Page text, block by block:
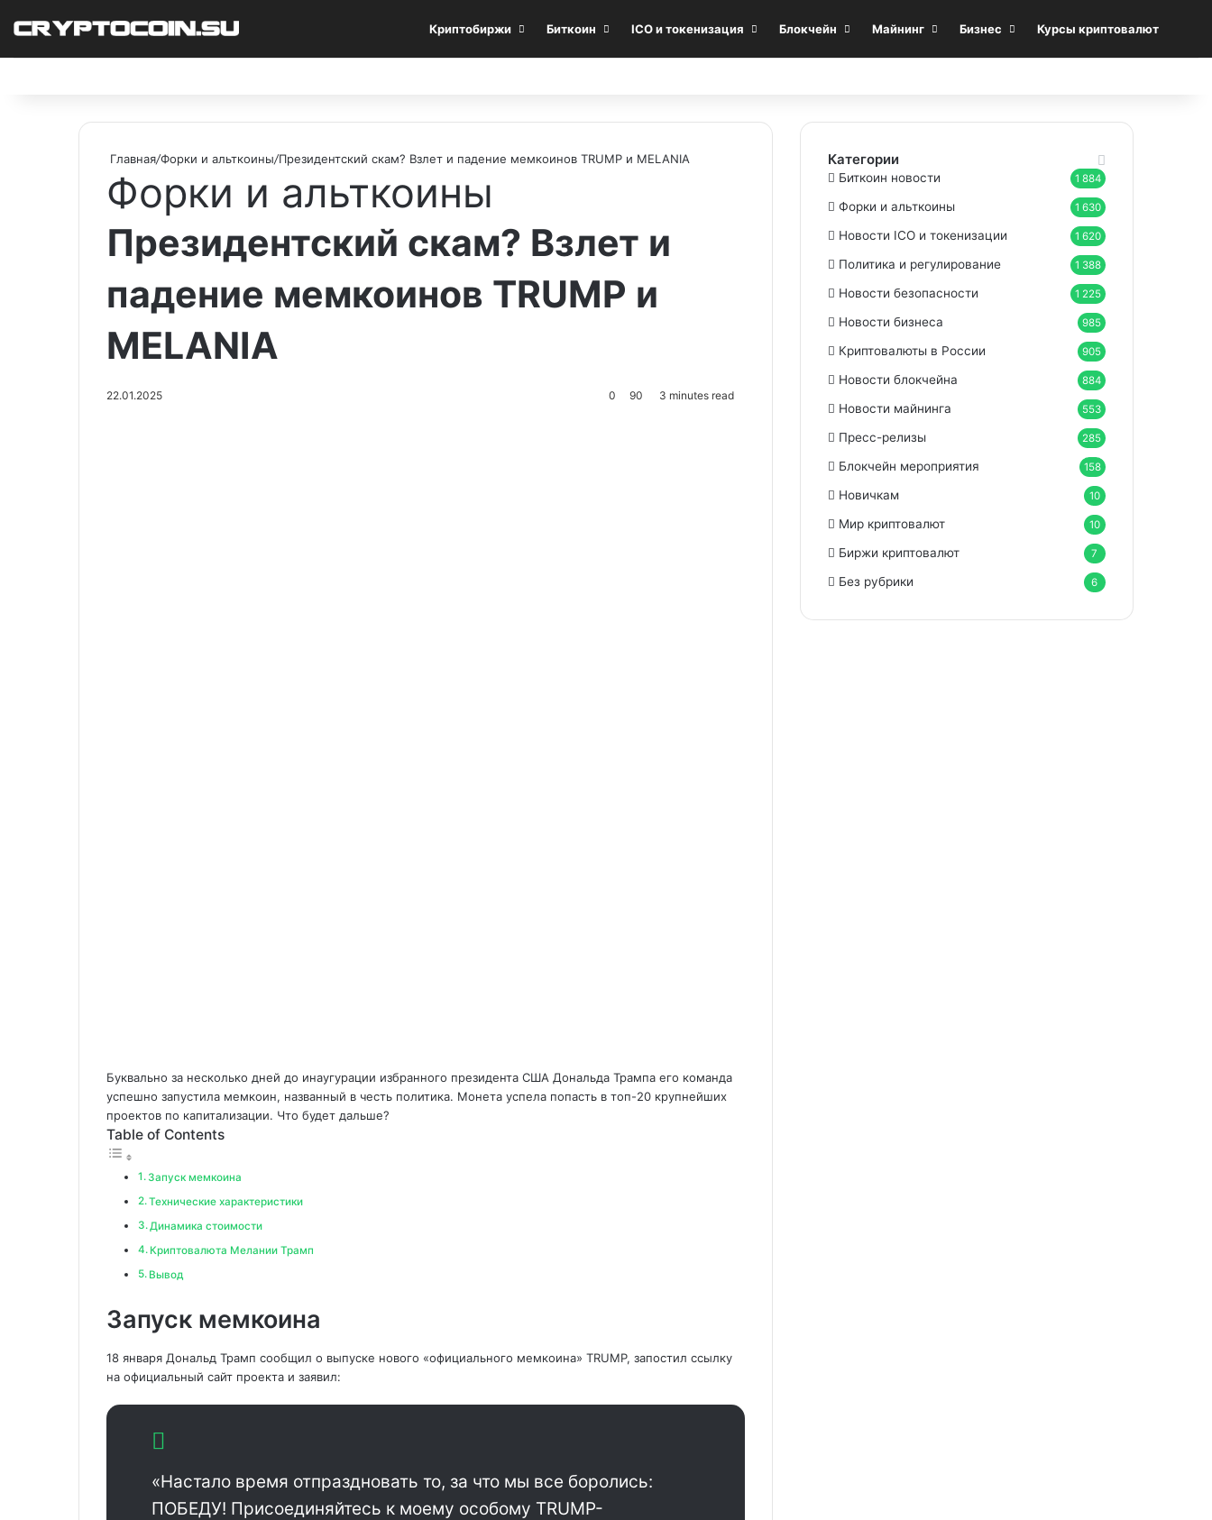
Криптобиржи Биткоин ICO и токенизация Блокчейн Майнинг Бизнес Курсы криптовалют
Главная/Форки и альткоины/Президентский скам? Взлет и падение мемкоинов TRUMP и MELANIA
Форки и альткоины
Президентский скам? Взлет и
падение мемкоинов TRUMP и
MELANIA
22.01.2025 0 90 3 minutes read
Буквально за несколько дней до инаугурации избранного президента США Дональда Трампа его команда
успешно запустила мемкоин, названный в честь политика. Монета успела попасть в топ-20 крупнейших
проектов по капитализации. Что будет дальше?
Table of Contents
Запуск мемкоина
Технические характеристики
Динамика стоимости
Криптовалюта Мелании Трамп
Вывод
Запуск мемкоина
18 января Дональд Трамп сообщил о выпуске нового «официального мемкоина» TRUMP, запостил ссылку
на официальный сайт проекта и заявил:
«Настало время отпраздновать то, за что мы все боролись:
ПОБЕДУ! Присоединяйтесь к моему особому TRUMP-
Категории
Биткоин новости 1 884
Форки и альткоины 1 630
Новости ICO и токенизации 1 620
Политика и регулирование 1 388
Новости безопасности 1 225
Новости бизнеса 985
Криптовалюты в России 905
Новости блокчейна 884
Новости майнинга 553
Пресс-релизы 285
Блокчейн мероприятия 158
Новичкам 10
Мир криптовалют 10
Биржи криптовалют 7
Без рубрики 6